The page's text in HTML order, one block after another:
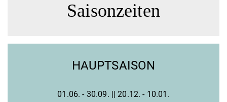
Saisonzeiten
HAUPTSAISON
01.06. - 30.09. || 20.12. - 10.01.